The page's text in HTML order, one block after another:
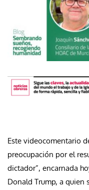
Este videocomentario
preocupación por el
dictador”, encarnada
Donald Trump, a quien